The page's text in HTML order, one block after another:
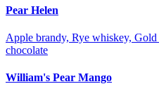
Pear Helen
Apple brandy, Rye whiskey,
chocolate
William's Pear Mango